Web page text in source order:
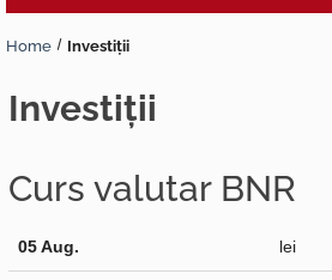
Home Investiţii
investiţii
Curs valutar BNR
05 Aug. lei